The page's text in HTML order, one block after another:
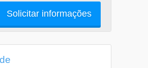
Solicitar informações